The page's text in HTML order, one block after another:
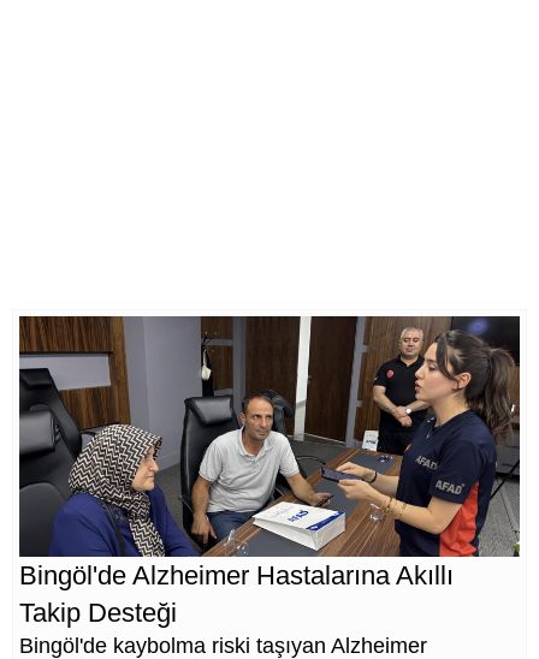
Bingöl'de Alzheimer Hastalarına Akıllı
Takip Desteği
Bingöl'de kaybolma riski taşıyan Alzheimer